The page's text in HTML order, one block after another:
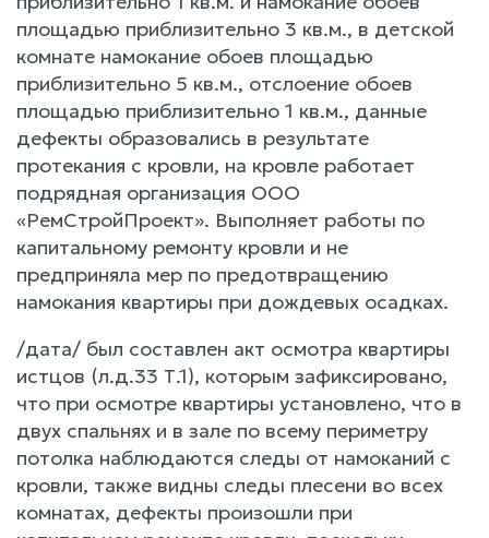
площадью приблизительно 3 кв.м., в детской
комнате намокание обоев площадью
приблизительно 5 кв.м., отслоение обоев
площадью приблизительно 1 кв.м., данные
дефекты образовались в результате
протекания с кровли, на кровле работает
подрядная организация ООО
«РемСтройПроект». Выполняет работы по
капитальному ремонту кровли и не
предприняла мер по предотвращению
намокания квартиры при дождевых осадках.
/дата/ был составлен акт осмотра квартиры
истцов (л.д.33 Т.1), которым зафиксировано,
что при осмотре квартиры установлено, что в
двух спальнях и в зале по всему периметру
потолка наблюдаются следы от намоканий с
кровли, также видны следы плесени во всех
комнатах, дефекты произошли при